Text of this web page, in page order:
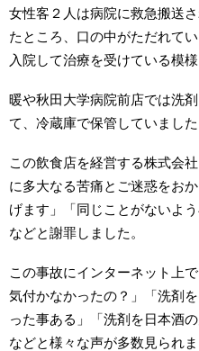
女性客２人は病院に救急搬送
たところ、口の中がただれて
入院して治療を受けている模様
暖や秋田大学病院前店では洗
て、冷蔵庫で保管していました
この飲食店を経営する株式会
に多大なる苦痛とご迷惑をお
げます」「同じことがないよ
などと謝罪しました。
この事故にインターネット上
気付かなかったの？」「洗剤
った事ある」「洗剤を日本酒
などと様々な声が多数見られま